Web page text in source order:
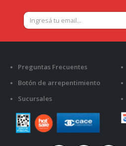
Preguntas Frecuentes
Botón de arrepentimiento
Sucursales